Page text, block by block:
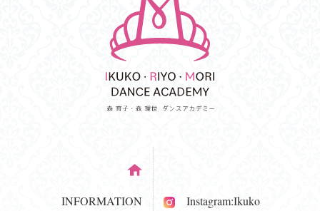
INFORMATION
Instagram:Ikuko